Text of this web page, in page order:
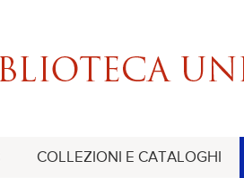
COLLEZIONI E CATALOGHI